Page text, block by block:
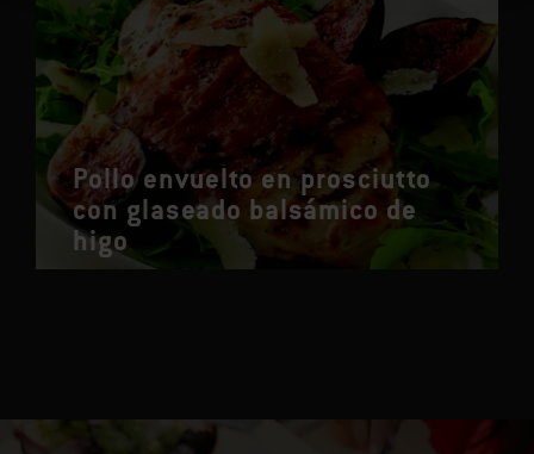
Pollo envuelto en prosciutto
con glaseado balsámico de
higo